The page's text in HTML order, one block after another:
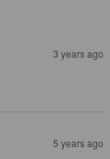
3 years ago
5 years ago